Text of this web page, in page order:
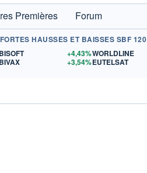
Premières
Forum
HAUSSES ET BAISSES SBF 120
+4,43%
+3,54%
WORLDLINE
EUTELSAT